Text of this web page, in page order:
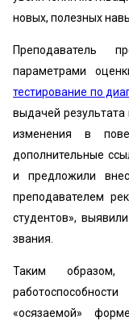
новых, полезных
Преподаватель
параметрами
тестирование по
выдачей
изменения в
дополнительные
и предложили
преподавателем
студентов»,
звания.
Таким образом,
«осязаемой»